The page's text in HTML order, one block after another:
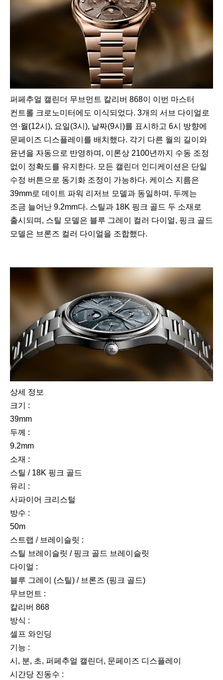
퍼페추얼 캘린더 무브먼트 칼리버 868이 이번 마스터
컨트롤 크로노미터에도 이식되었다. 3개의 서브 다이얼로
연·월(12시), 요일(3시), 날짜(9시)를 표시하고 6시 방향에
문페이즈 디스플레이를 배치했다. 각기 다른 월의 길이와
윤년을 자동으로 반영하며, 이론상 2100년까지 수동 조정
없이 정확도를 유지한다. 모든 캘린더 인디케이션은 단일
수정 버튼으로 동기화 조정이 가능하다. 케이스 지름은
39mm로 데이트 파워 리저브 모델과 동일하며, 두께는
조금 늘어난 9.2mm다. 스틸과 18K 핑크 골드 두 소재로
출시되며, 스틸 모델은 블루 그레이 컬러 다이얼, 핑크 골드
모델은 브론즈 컬러 다이얼을 조합했다.
상세 정보
크기 :
39mm
두께 :
9.2mm
소재 :
스틸 / 18K 핑크 골드
유리 :
사파이어 크리스털
방수 :
50m
스트랩 / 브레이슬릿 :
스틸 브레이슬릿 / 핑크 골드 브레이슬릿
다이얼 :
블루 그레이 (스틸) / 브론즈 (핑크 골드)
무브먼트 :
칼리버 868
방식 :
셀프 와인딩
기능 :
시, 분, 초, 퍼페추얼 캘린더, 문페이즈 디스플레이
시간당 진동수 :